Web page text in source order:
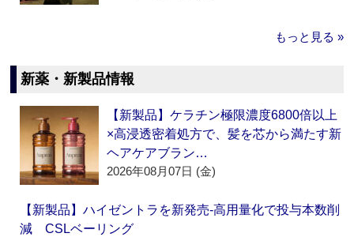
もっと見る »
新薬・新製品情報
【新製品】ケラチン極限濃度6800倍以上
×高浸透密着処方で、髪を芯から満たす新
ヘアケアブラン…
2026年08月07日 (金)
【新製品】ハイゼントラを新発売‐高用量化で投与本数削
減 CSLベーリング